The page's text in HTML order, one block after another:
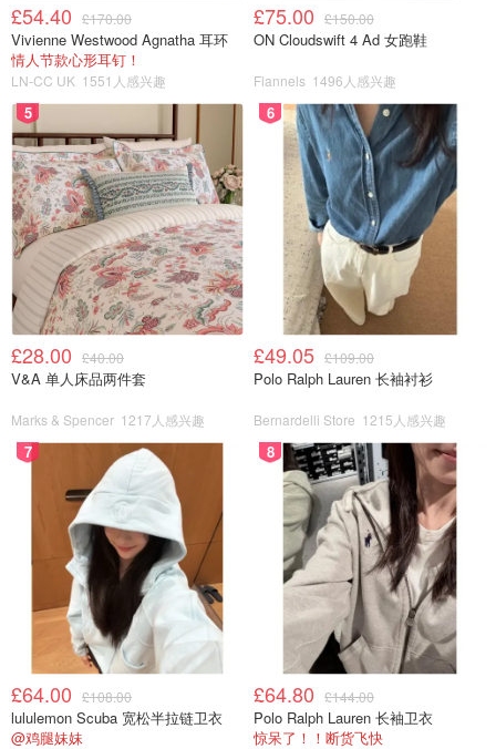
£54.40 £170.00
Vivienne Westwood Agnatha 耳环
情人节款心形耳钉！
LN-CC UK 1551人感兴趣
£75.00 £150.00
ON Cloudswift 4 Ad 女跑鞋
Flannels 1496人感兴趣
5
£28.00 £40.00
V&A 单人床品两件套
Marks & Spencer 1217人感兴趣
6
£49.05 £109.00
Polo Ralph Lauren 长袖衬衫
Bernardelli Store 1215人感兴趣
7
£64.00 £108.00
lululemon Scuba 宽松半拉链卫衣
@鸡腿妹妹
8
£64.80 £144.00
Polo Ralph Lauren 长袖卫衣
惊呆了！！断货飞快